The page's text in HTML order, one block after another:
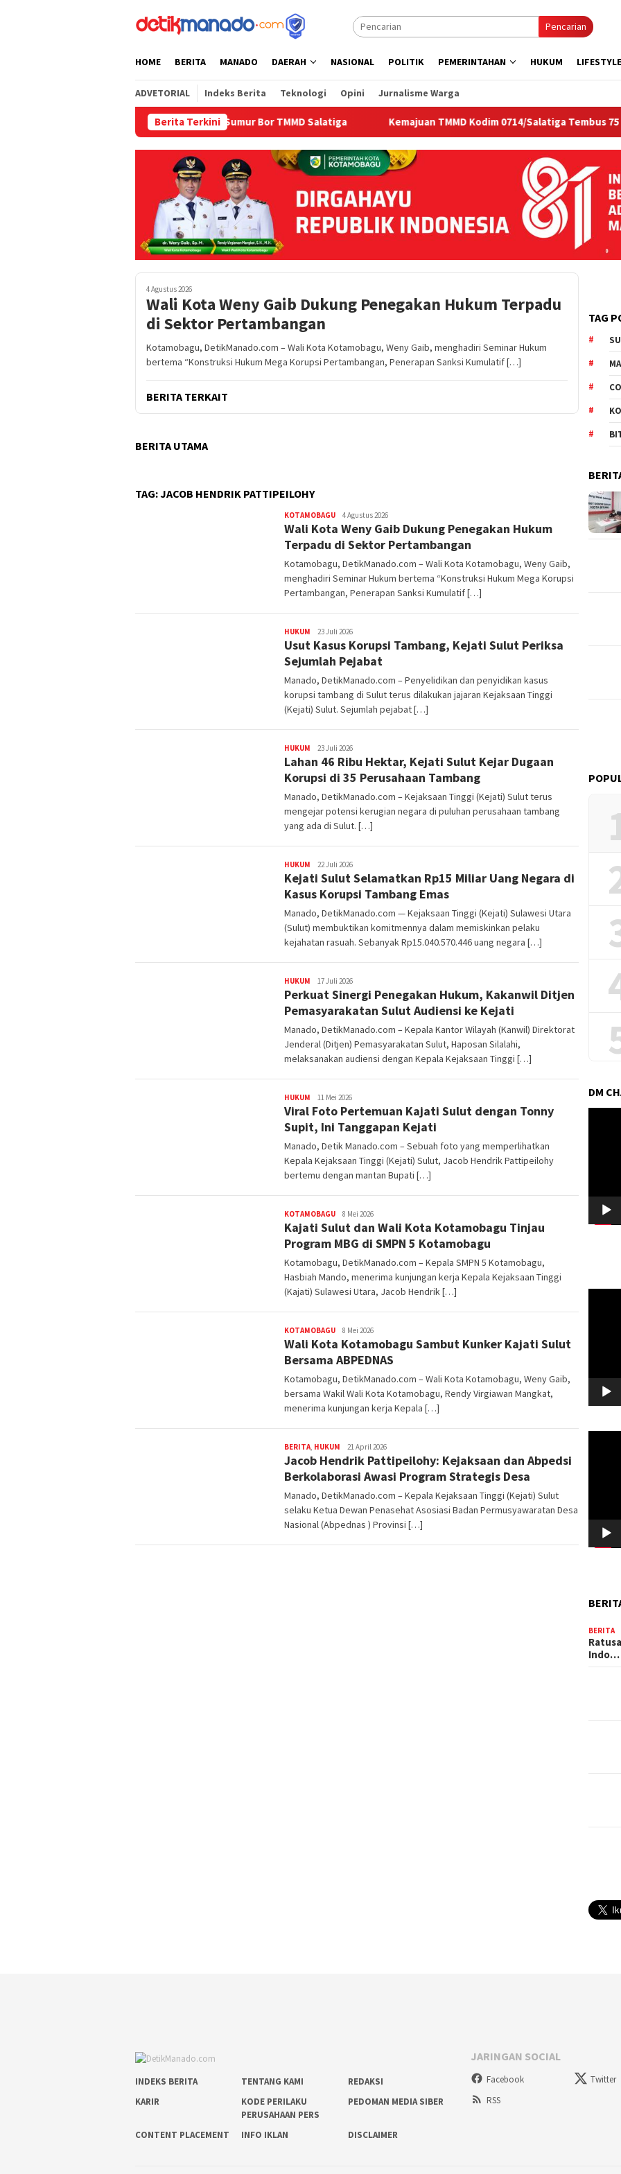
Pencarian
HOME BERITA MANADO DAERAH NASIONAL POLITIK PEMERINTAHAN HUKUM LIFESTYLE
ADVETORIAL Indeks Berita Teknologi Opini Jurnalisme Warga
Berita Terkini
073/Makutarama Tinjau Langsung Sumur Bor TMMD Salatiga Kemajuan TMMD Kodim 0714/Salatiga Tembus 75 Persen
4 Agustus 2026
Wali Kota Weny Gaib Dukung Penegakan Hukum Terpadu
di Sektor Pertambangan
Kotamobagu, DetikManado.com – Wali Kota Kotamobagu, Weny Gaib, menghadiri Seminar Hukum
bertema “Konstruksi Hukum Mega Korupsi Pertambangan, Penerapan Sanksi Kumulatif […]
BERITA TERKAIT
BERITA UTAMA
TAG:JACOB HENDRIK PATTIPEILOHY
KOTAMOBAGU Redaktur
DetikManado
4 Agustus 2026
Wali Kota Weny Gaib Dukung Penegakan Hukum
Terpadu di Sektor Pertambangan
Kotamobagu, DetikManado.com – Wali Kota Kotamobagu, Weny Gaib,
menghadiri Seminar Hukum bertema “Konstruksi Hukum Mega Korupsi
Pertambangan, Penerapan Sanksi Kumulatif […]
HUKUM Redaktur
DetikManado
23 Juli 2026
Usut Kasus Korupsi Tambang, Kejati Sulut Periksa
Sejumlah Pejabat
Manado, DetikManado.com – Penyelidikan dan penyidikan kasus
korupsi tambang di Sulut terus dilakukan jajaran Kejaksaan Tinggi
(Kejati) Sulut. Sejumlah pejabat […]
HUKUM Redaktur
DetikManado
23 Juli 2026
Lahan 46 Ribu Hektar, Kejati Sulut Kejar Dugaan
Korupsi di 35 Perusahaan Tambang
Manado, DetikManado.com – Kejaksaan Tinggi (Kejati) Sulut terus
mengejar potensi kerugian negara di puluhan perusahaan tambang
yang ada di Sulut. […]
HUKUM Redaktur
DetikManado
22 Juli 2026
Kejati Sulut Selamatkan Rp15 Miliar Uang Negara di
Kasus Korupsi Tambang Emas
Manado, DetikManado.com — Kejaksaan Tinggi (Kejati) Sulawesi Utara
(Sulut) membuktikan komitmennya dalam memiskinkan pelaku
kejahatan rasuah. Sebanyak Rp15.040.570.446 uang negara […]
HUKUM Redaktur
DetikManado
17 Juli 2026
Perkuat Sinergi Penegakan Hukum, Kakanwil Ditjen
Pemasyarakatan Sulut Audiensi ke Kejati
Manado, DetikManado.com – Kepala Kantor Wilayah (Kanwil) Direktorat
Jenderal (Ditjen) Pemasyarakatan Sulut, Haposan Silalahi,
melaksanakan audiensi dengan Kepala Kejaksaan Tinggi […]
HUKUM Redaktur
DetikManado
11 Mei 2026
Viral Foto Pertemuan Kajati Sulut dengan Tonny
Supit, Ini Tanggapan Kejati
Manado, Detik Manado.com – Sebuah foto yang memperlihatkan
Kepala Kejaksaan Tinggi (Kejati) Sulut, Jacob Hendrik Pattipeilohy
bertemu dengan mantan Bupati […]
KOTAMOBAGU Redaktur
DetikManado
8 Mei 2026
Kajati Sulut dan Wali Kota Kotamobagu Tinjau
Program MBG di SMPN 5 Kotamobagu
Kotamobagu, DetikManado.com – Kepala SMPN 5 Kotamobagu,
Hasbiah Mando, menerima kunjungan kerja Kepala Kejaksaan Tinggi
(Kajati) Sulawesi Utara, Jacob Hendrik […]
KOTAMOBAGU Redaktur
DetikManado
8 Mei 2026
Wali Kota Kotamobagu Sambut Kunker Kajati Sulut
Bersama ABPEDNAS
Kotamobagu, DetikManado.com – Wali Kota Kotamobagu, Weny Gaib,
bersama Wakil Wali Kota Kotamobagu, Rendy Virgiawan Mangkat,
menerima kunjungan kerja Kepala […]
BERITA HUKUM Redaktur
DetikManado
21 April 2026
Jacob Hendrik Pattipeilohy: Kejaksaan dan Abpedsi
Berkolaborasi Awasi Program Strategis Desa
Manado, DetikManado.com – Kepala Kejaksaan Tinggi (Kejati) Sulut
selaku Ketua Dewan Penasehat Asosiasi Badan Permusyawaratan Desa
Nasional (Abpednas ) Provinsi […]
TAG
DM
BERITA
Indo…
INDEKS BERITA TENTANG KAMI
REDAKSI
KARIR
KODE PERILAKU
PERUSAHAAN PERS
PEDOMAN MEDIA SIBER
CONTENT PLACEMENT INFO IKLAN DISCLAIMER
JARINGAN SOCIAL
Facebook Twitter
RSS